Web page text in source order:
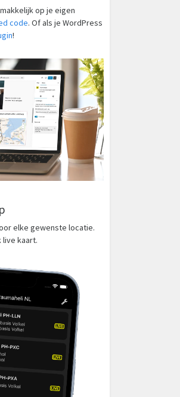
op je eigen
code. Of als je WordPress
!
elke gewenste locatie.
live kaart.